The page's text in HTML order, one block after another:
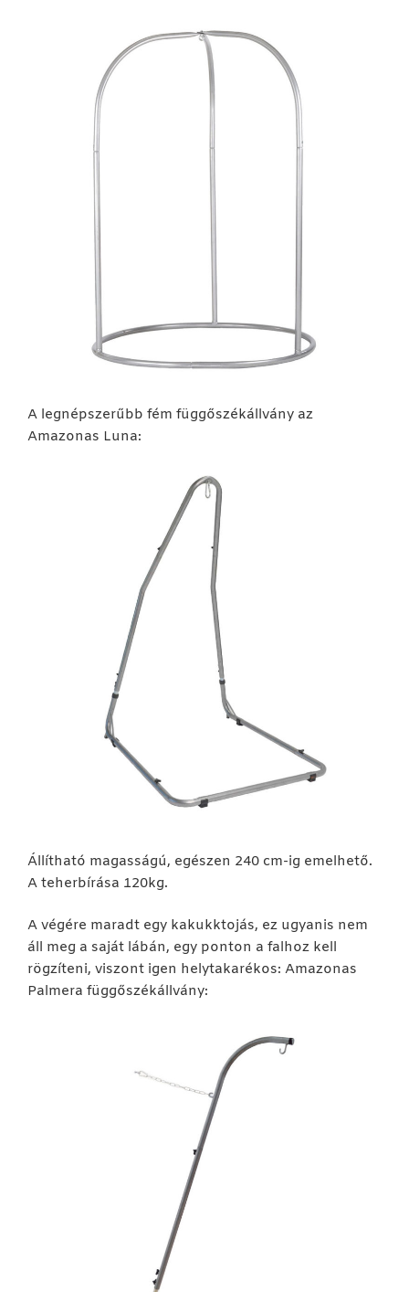
A legnépszerűbb fém függőszékállvány az
Amazonas Luna:
Állítható magasságú, egészen 240 cm-ig emelhető.
A teherbírása 120kg.
A végére maradt egy kakukktojás, ez ugyanis nem
áll meg a saját lábán, egy ponton a falhoz kell
rögzíteni, viszont igen helytakarékos: Amazonas
Palmera függőszékállvány: